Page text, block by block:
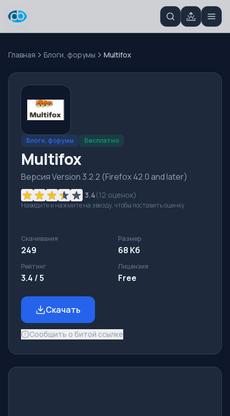
Главная Блоги, форумы Multifox
Блоги, форумы Бесплатно
Multifox
Версия Version 3.2.2 (Firefox 42.0 and later)
3.4(12 оценок)
Наведите и нажмите на звезду, чтобы поставить оценку
Скачивания
249
Размер
68 Кб
Рейтинг
3.4 / 5
Лицензия
Free
Скачать
Сообщить о битой ссылке